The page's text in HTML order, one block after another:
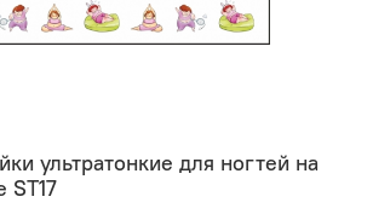
ультратонкие для ногтей на
ST17